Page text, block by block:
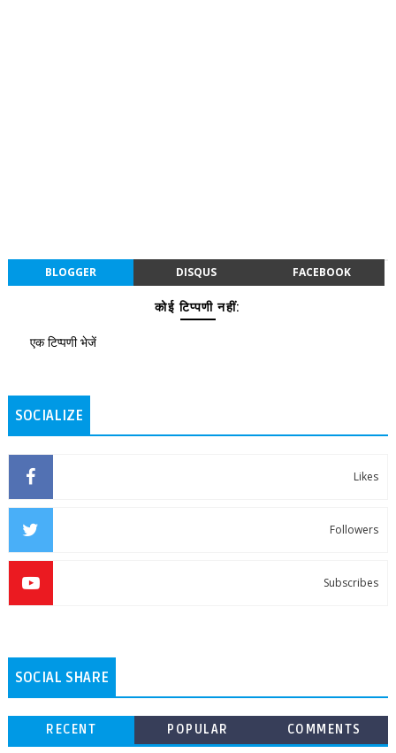
BLOGGER DISQUS FACEBOOK
कोई टिप्पणी नहीं:
एक टिप्पणी भेजें
SOCIALIZE
Likes
Followers
Subscribes
SOCIAL SHARE
RECENT POPULAR COMMENTS